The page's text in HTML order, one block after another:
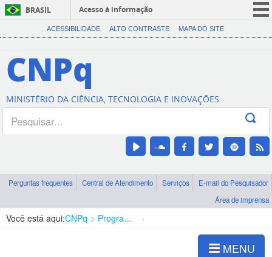
BRASIL
Acesso à informação
CORONAVÍRUS (COVID-19)
Canais
ACESSIBILIDADE ALTO CONTRASTE MAPA DO SITE
CNPq
MINISTÉRIO DA CIÊNCIA, TECNOLOGIA E INOVAÇÕES
Perguntas frequentes Central de Atendimento Serviços
E-mail do Pesquisador
Área de imprensa
Você está aqui:CNPq Programa Editorial
MENU